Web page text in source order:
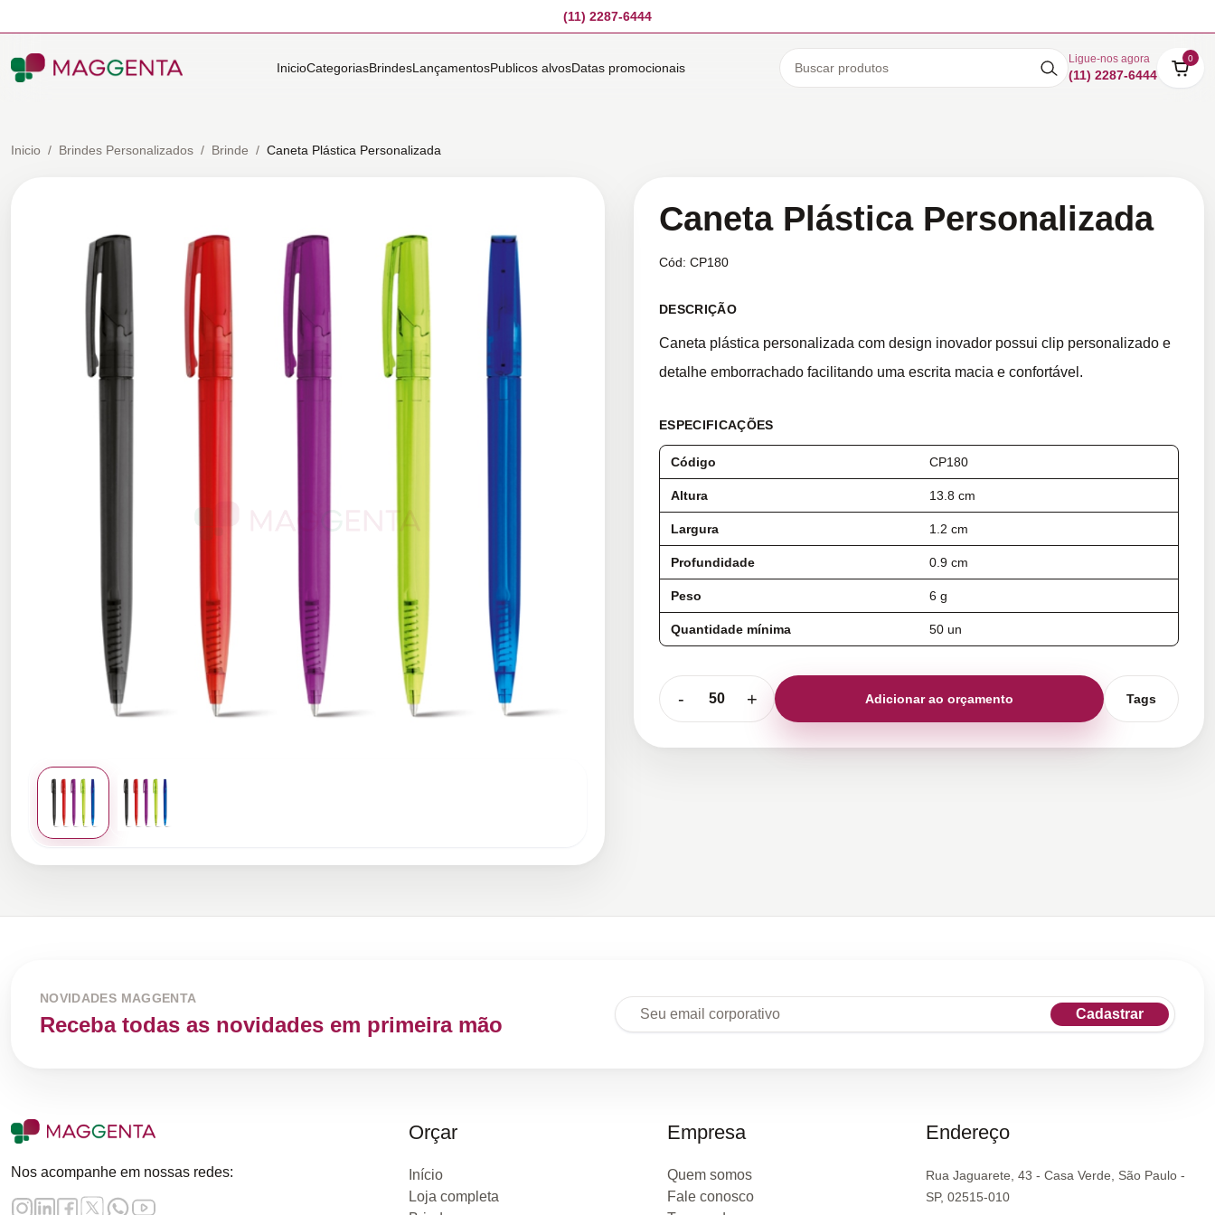
(11) 2287-6444
InicioCategoriasBrindesLançamentosPublicos alvosDatas promocionais
Ligue-nos agora
(11) 2287-6444
0
Inicio / Brindes Personalizados / Brinde / Caneta Plástica Personalizada
Caneta Plástica Personalizada
Cód: CP180
DESCRIÇÃO
Caneta plástica personalizada com design inovador possui clip personalizado e
detalhe emborrachado facilitando uma escrita macia e confortável.
ESPECIFICAÇÕES
Código CP180
Altura 13.8 cm
Largura 1.2 cm
Profundidade 0.9 cm
Peso 6 g
Quantidade mínima 50 un
- + Adicionar ao orçamento Tags
NOVIDADES MAGGENTA
Receba todas as novidades em primeira mão Cadastrar
Nos acompanhe em nossas redes:
Orçar
Início
Loja completa
Empresa
Quem somos
Fale conosco
Endereço
Rua Jaguarete, 43 - Casa Verde, São Paulo -
SP, 02515-010